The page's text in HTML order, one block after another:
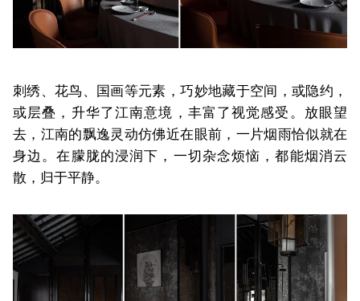
刺绣、花鸟、国画等元素，巧妙地藏于空间，或隐约，
或层叠，升华了江南意境，丰富了视觉感受。放眼望
去，江南的飘逸灵动仿佛近在眼前，一片烟雨恰似就在
身边。在朦胧的浸润下，一切杂念烦恼，都能烟消云
散，归于平静。